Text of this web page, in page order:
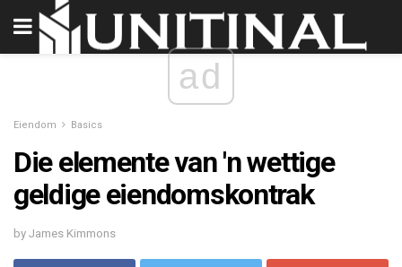
ad
Eiendom Basics
Die elemente van 'n wettige
geldige eiendomskontrak
by James Kimmons